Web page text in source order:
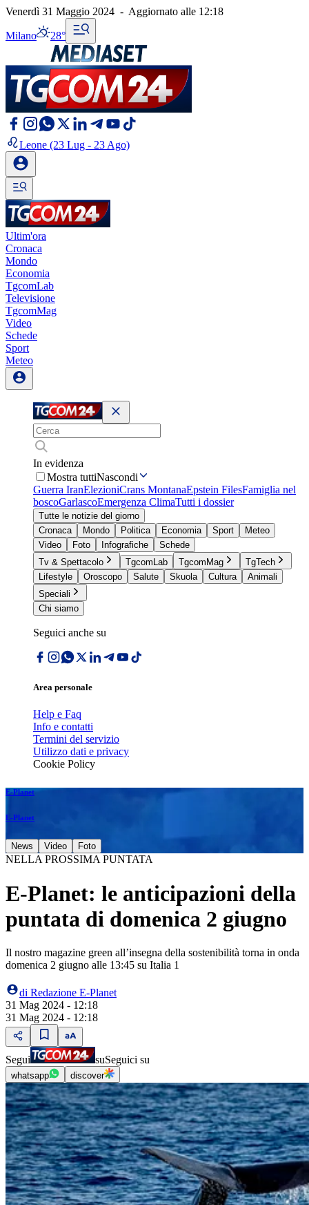
Venerdì 31 Maggio 2024 - Aggiornato alle 12:18
Milano 28°
Leone (23 Lug - 23 Ago)
Ultim'ora
Cronaca
Mondo
Economia
TgcomLab
Televisione
TgcomMag
Video
Schede
Sport
Meteo
In evidenza
Mostra tuttiNascondi
Guerra IranElezioniCrans MontanaEpstein FilesFamiglia nel
boscoGarlascoEmergenza ClimaTutti i dossier
Tutte le notizie del giorno
Cronaca
Mondo Politica Economia Sport
Meteo
Video
Foto Infografiche
Schede
Tv & Spettacolo
TgcomLab TgcomMag
TgTech
Lifestyle
Oroscopo Salute Skuola Cultura
Animali
Speciali
Chi siamo
Seguici anche su
Area personale
Help e Faq
Info e contatti
Termini del servizio
Utilizzo dati e privacy
Cookie Policy
E-Planet
E-Planet
News Video Foto
NELLA PROSSIMA PUNTATA
E-Planet: le anticipazioni della
puntata di domenica 2 giugno
Il nostro magazine green all’insegna della sostenibilità torna in onda
domenica 2 giugno alle 13:45 su Italia 1
di Redazione E-Planet
31 Mag 2024 - 12:18
31 Mag 2024 - 12:18
Segui suSeguici su
whatsapp discover